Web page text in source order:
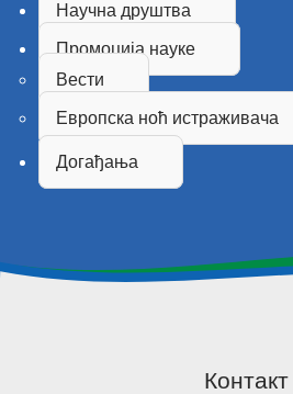
Научна друштва
Промоција науке
Вести
Европска ноћ истраживача
Догађања
Контакт